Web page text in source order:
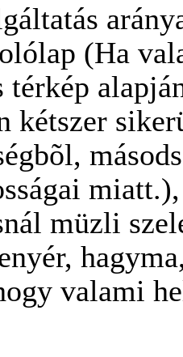
(Ha
térkép
kétszer
müzli
valami